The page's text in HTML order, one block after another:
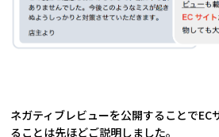
ネガティブレビューを公開することでEC
ることは先ほどご説明しました。